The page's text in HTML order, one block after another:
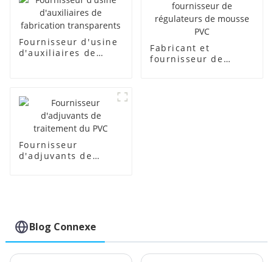
Fournisseur d'usine
d'auxiliaires de
Fabricant et
fournisseur de
Fournisseur
d'adjuvants de
Blog Connexe